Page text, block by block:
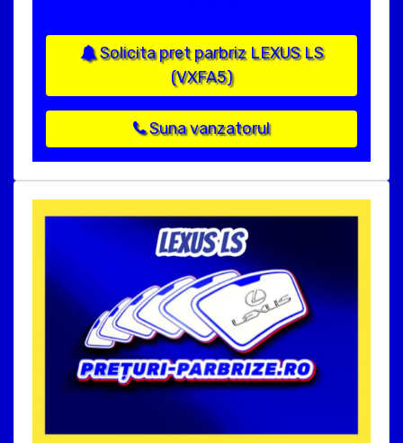
Solicita pret parbriz LEXUS LS
(VXFA5)
Suna vanzatorul